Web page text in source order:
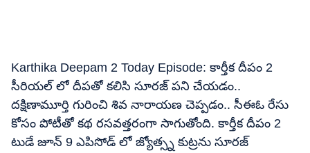
Karthika Deepam 2 Today Episode: కార్తీక దీపం 2
సీరియల్ లో దీపతో కలిసి సూరజ్ పని చేయడం..
దక్షిణామూర్తి గురించి శివ నారాయణ చెప్పడం.. సీఈఓ రేసు
కోసం పోటీతో కథ రసవత్తరంగా సాగుతోంది. కార్తీక దీపం 2
టుడే జూన్ 9 ఎపిసోడ్ లో జ్యోత్స్న కుట్రను సూరజ్